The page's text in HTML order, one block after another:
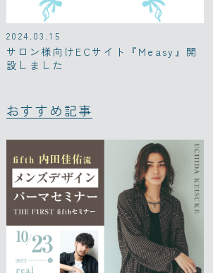
2024.03.15
サロン様向けECサイト『Measy』開
設しました
おすすめ記事